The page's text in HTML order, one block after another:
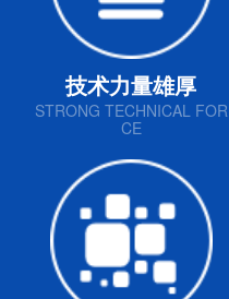
技术力量雄厚
STRONG TECHNICAL FOR
CE